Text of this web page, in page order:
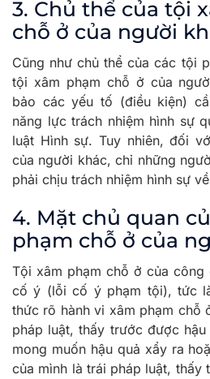
3. Chủ thể của tội
chỗ ở của người
Cũng như chủ thể của các tội
tội xâm phạm chỗ ở của
bảo các yếu tố (điều kiện)
năng lực trách nhiệm hình sự
luật Hình sự. Tuy nhiên, đối
của người khác, chỉ những
phải chịu trách nhiệm hình sự
4. Mặt chủ quan
phạm chỗ ở của
Tội xâm phạm chỗ ở của
cố ý (lỗi cố ý phạm tội), tức
thức rõ hành vi xâm phạm chỗ
pháp luật, thấy trước được
mong muốn hậu quả xẩy ra
của mình là trái pháp luật, thấy